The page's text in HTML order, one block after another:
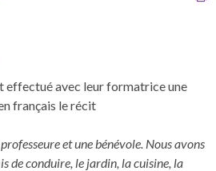
effectué avec leur formatrice une
français le récit
et une bénévole. Nous avons
de conduire, le jardin, la cuisine, la